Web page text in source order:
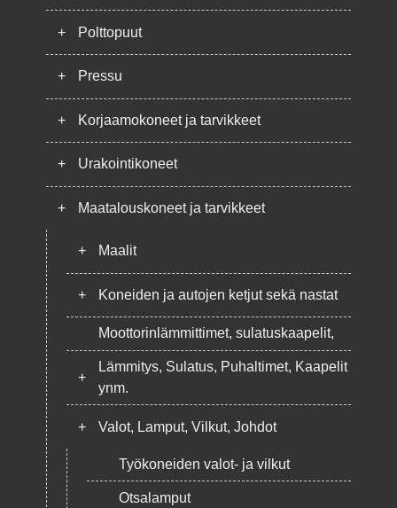
+ Polttopuut
+ Pressu
+ Korjaamokoneet ja tarvikkeet
+ Urakointikoneet
+ Maatalouskoneet ja tarvikkeet
+ Maalit
+ Koneiden ja autojen ketjut sekä nastat
Moottorinlämmittimet, sulatuskaapelit,
+
Lämmitys, Sulatus, Puhaltimet, Kaapelit
ynm.
+ Valot, Lamput, Vilkut, Johdot
Työkoneiden valot- ja vilkut
Otsalamput